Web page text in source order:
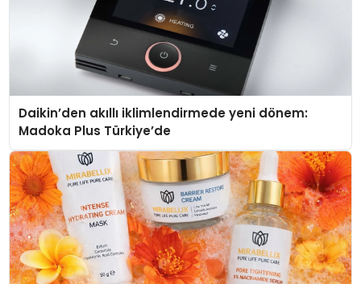
Daikin’den akıllı iklimlendirmede yeni dönem:
Madoka Plus Türkiye’de